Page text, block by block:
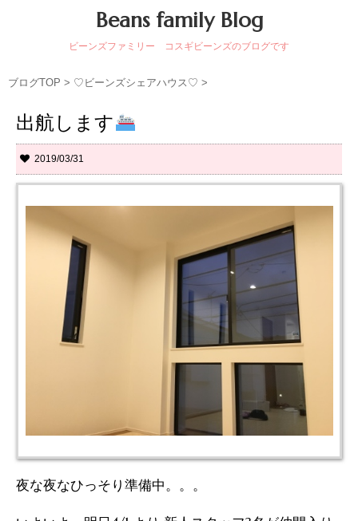
Beans family Blog
ビーンズファミリー コスギビーンズのブログです
ブログTOP > ♡ビーンズシェアハウス♡ >
出航します
2019/03/31
夜な夜なひっそり準備中。。。